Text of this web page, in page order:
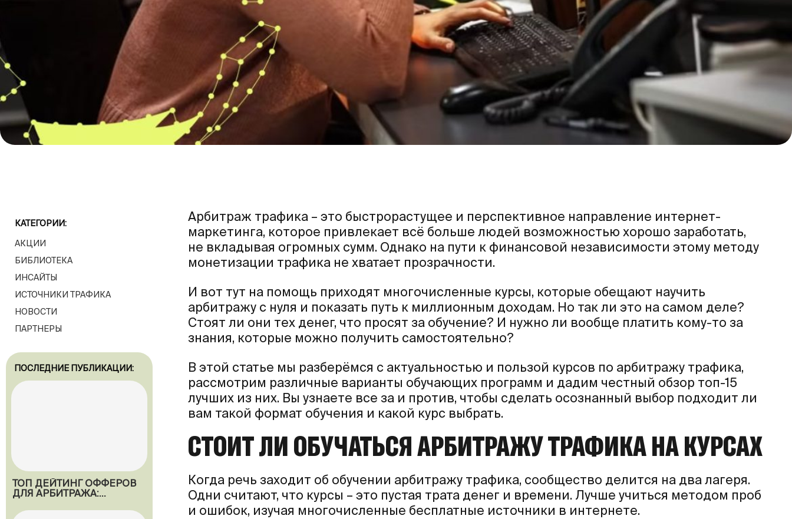
КАТЕГОРИИ:
АКЦИИ
БИБЛИОТЕКА
ИНСАЙТЫ
ИСТОЧНИКИ ТРАФИКА
НОВОСТИ
ПАРТНЕРЫ
ПОСЛЕДНИЕ ПУБЛИКАЦИИ:
ТОП ДЕЙТИНГ ОФФЕРОВ
ДЛЯ АРБИТРАЖА:
ПРИБЫЛЬ
Арбитраж трафика – это быстрорастущее и перспективное направление интернет-
маркетинга, которое привлекает всё больше людей возможностью хорошо заработать,
не вкладывая огромных сумм. Однако на пути к финансовой независимости этому методу
монетизации трафика не хватает прозрачности.
И вот тут на помощь приходят многочисленные курсы, которые обещают научить
арбитражу с нуля и показать путь к миллионным доходам. Но так ли это на самом деле?
Стоят ли они тех денег, что просят за обучение? И нужно ли вообще платить кому-то за
знания, которые можно получить самостоятельно?
В этой статье мы разберёмся с актуальностью и пользой курсов по арбитражу трафика,
рассмотрим различные варианты обучающих программ и дадим честный обзор топ-15
лучших из них. Вы узнаете все за и против, чтобы сделать осознанный выбор подходит ли
вам такой формат обучения и какой курс выбрать.
СТОИТ ЛИ ОБУЧАТЬСЯ АРБИТРАЖУ ТРАФИКА НА КУРСАХ
Когда речь заходит об обучении арбитражу трафика, сообщество делится на два лагеря.
Одни считают, что курсы – это пустая трата денег и времени. Лучше учиться методом проб
и ошибок, изучая многочисленные бесплатные источники в интернете.